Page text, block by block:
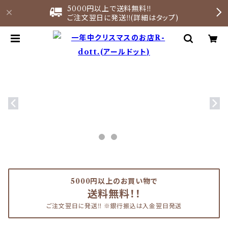
5000円以上で送料無料‼︎
ご注文翌日に発送‼︎(詳細はタップ)
5000円以上のお買い物で
送料無料！！
ご注文翌日に発送‼︎ ※銀行振込は入金翌日発送